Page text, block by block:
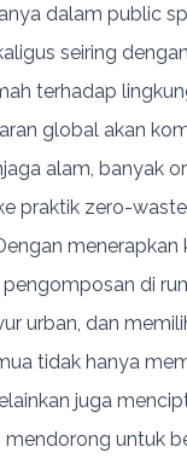
dalam public
seiring
terhadap
global akan
alam, banyak
praktik zero-
menerapkan
di
urban, dan
tidak hanya
juga
mendorong untuk